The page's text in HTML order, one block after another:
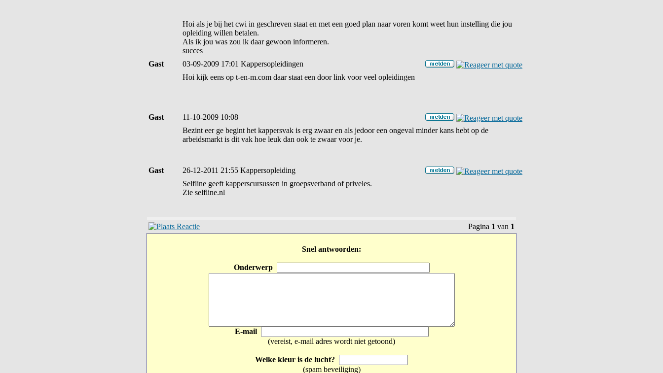
Hoi als je bij het cwi in geschreven staat en met een goed plan naar voren komt weet hun instelling die jou
opleiding willen betalen.
Als ik jou was zou ik daar gewoon informeren.
succes
Gast
03-09-2009 17:01 Kappersopleidingen
Hoi kijk eens op t-en-m.com daar staat een door link voor veel opleidingen
Gast
11-10-2009 10:08
Bezint eer ge begint het kappersvak is erg zwaar en als jedoor een ongeval minder kans hebt op de
arbeidsmarkt is dit vak hoe leuk dan ook te zwaar voor je.
Gast 26-12-2011 21:55 Kappersopleiding
Selfline geeft kapperscursussen in groepsverband of priveles.
Zie selfline.nl
Pagina 1 van 1
Snel antwoorden:
Onderwerp
E-mail
(vereist, e-mail adres wordt niet getoond)
Welke kleur is de lucht?
(spam beveiliging)